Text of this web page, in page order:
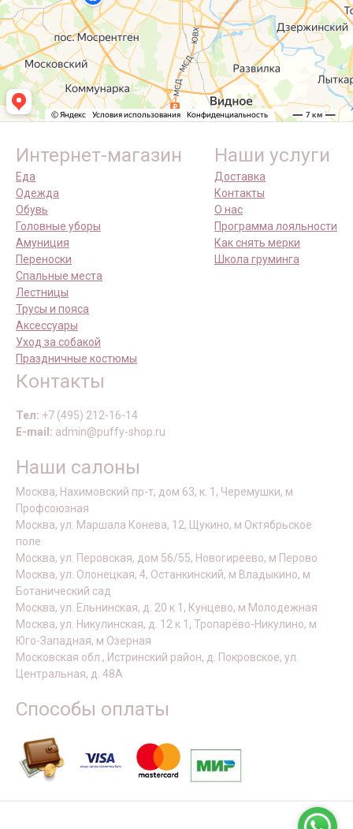
Интернет-магазин
Еда
Одежда
Обувь
Головные уборы
Амуниция
Переноски
Спальные места
Лестницы
Трусы и пояса
Аксессуары
Уход за собакой
Праздничные костюмы
Наши услуги
Доставка
Контакты
О нас
Программа лояльности
Как снять мерки
Школа груминга
Контакты
Тел: +7 (495) 212-16-14
E-mail: admin@puffy-shop.ru
Наши салоны
Москва, Нахимовский пр-т, дом 63, к. 1, Черемушки, м
Профсоюзная
Москва, ул. Маршала Конева, 12, Щукино, м Октябрьское
поле
Москва, ул. Перовская, дом 56/55, Новогиреево, м Перово
Москва, ул. Олонецкая, 4, Останкинский, м Владыкино, м
Ботанический сад
Москва, ул. Ельнинская, д. 20 к 1, Кунцево, м Молодежная
Москва, ул. Никулинская, д. 12 к 1, Тропарёво-Никулино, м
Юго-Западная, м Озерная
Московская обл., Истринский район, д. Покровское, ул.
Центральная, д. 48А
Способы оплаты